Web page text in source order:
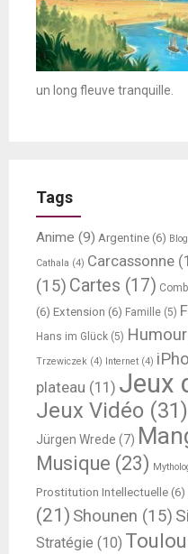
un long fleuve tranquille.
Tags
Anime (9) Argentine (6) Blog
Cathala (4) Carcassonne
(15) Cartes (17)
(6) Extension (6) Famille (5)
Hans im Glück (5) Humour
Trzewiczek (4) Internet (4)
plateau (11) Jeux
Jeux Vidéo (31)
Jürgen Wrede (7)
Musique (23)
Prostitution Intellectuelle (6)
(21) Shounen (15)
Stratégie (10)